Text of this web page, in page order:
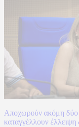
Αποχωρούν ακόμη δύο
καταγγέλλουν έλλειψη